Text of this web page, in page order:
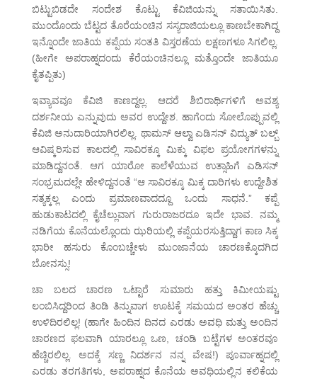
ಬಿಟ್ಟುಬಿಡದೇ ಸಂದೇಶ ಕೊಟ್ಟು ಕೆವಿಜಿಯನ್ನು ಸತಾಯಿಸಿತು.
ಮುಂದೊಂದು ಬೆಟ್ಟದ ತೊರೆಯಂಚಿನ ಸಸ್ಯರಾಜಿಯಲ್ಲೂ ಕಾಣಬೇಕಾಗಿದ್ದ
ಇನ್ನೊಂದೇ ಜಾತಿಯ ಕಪ್ಪೆಯ ಸಂತತಿ ವಿಸ್ತರಣೆಯ ಲಕ್ಷಣಗಳೂ ಸಿಗಲಿಲ್ಲ.
(ಹೀಗೇ ಅಪರಾಹ್ನದಂದು ಕೆರೆಯಂಚಿನಲ್ಲೂ ಮತ್ತೊಂದೇ ಜಾತಿಯೂ
ಕೈತಪ್ಪಿತು)
ಇವ್ಯಾವವೂ ಕೆವಿಜಿ ಕಾಣದ್ದಲ್ಲ. ಆದರೆ ಶಿಬಿರಾರ್ಥಿಗಳಿಗೆ ಅವಶ್ಯ
ದರ್ಶನೀಯ ಎನ್ನುವುದು ಅವರ ಉದ್ದೇಶ. ಹಾಗೆಂದು ಸೋಲೊಪ್ಪುವಲ್ಲಿ
ಕೆವಿಜಿ ಅನುದಾರಿಯಾಗಿರಲಿಲ್ಲ. ಥಾಮಸ್ ಆಲ್ವಾ ಎಡಿಸನ್ ವಿದ್ಯುತ್ ಬಲ್ಬ್
ಆವಿಷ್ಕರಿಸುವ ಕಾಲದಲ್ಲಿ ಸಾವಿರಕ್ಕೂ ಮಿಕ್ಕು ವಿಫಲ ಪ್ರಯೋಗಗಳನ್ನು
ಮಾಡಿದ್ದನಂತೆ. ಆಗ ಯಾರೋ ಕಾಲೆಳೆಯುವ ಉತ್ಸಾಹಿಗೆ ಎಡಿಸನ್
ಸಂಭ್ರಮದಲ್ಲೇ ಹೇಳಿದ್ದನಂತೆ “ಆ ಸಾವಿರಕ್ಕೂ ಮಿಕ್ಕ ದಾರಿಗಳು ಉದ್ದೇಶಿತ
ಸತ್ಯಕ್ಕಲ್ಲ ಎಂದು ಪ್ರಮಾಣವಾದದ್ದೂ ಒಂದು ಸಾಧನೆ.” ಕಪ್ಪೆ
ಹುಡುಕಾಟದಲ್ಲಿ ಕೈಚೆಲ್ಲುವಾಗ ಗುರುರಾಜರದೂ ಇದೇ ಭಾವ. ನಮ್ಮ
ನಡಿಗೆಯ ಕೊನೆಯಲ್ಲೊಂದು ಝರಿಯಲ್ಲಿ ಕಪ್ಪೆಯರಸುತ್ತಿದ್ದಾಗ ಕಾಣ ಸಿಕ್ಕ
ಭಾರೀ ಹಸುರು ಕೊಂಬಚ್ಚೇಳು ಮುಂಜಾನೆಯ ಚಾರಣಕ್ಕೊದಗಿದ
ಬೋನಸ್ಸು!
ಚಾ ಬಲದ ಚಾರಣ ಒಟ್ಟಾರೆ ಸುಮಾರು ಹತ್ತು ಕಿಮೀಯಷ್ಟು
ಲಂಬಿಸಿದ್ದರಿಂದ ತಿಂಡಿ ತಿನ್ನುವಾಗ ಊಟಕ್ಕೆ ಸಮಯದ ಅಂತರ ಹೆಚ್ಚು
ಉಳಿದಿರಲಿಲ್ಲ! (ಹಾಗೇ ಹಿಂದಿನ ದಿನದ ಎರಡು ಅವಧಿ ಮತ್ತು ಅಂದಿನ
ಚಾರಣದ ಫಲವಾಗಿ ಯಾರಲ್ಲೂ ಒಣ, ಚಂಡಿ ಬಟ್ಟೆಗಳ ಅಂತರವೂ
ಹೆಚ್ಚಿರಲಿಲ್ಲ. ಅದಕ್ಕೆ ಸಣ್ಣ ನಿದರ್ಶನ ನನ್ನ ವೇಷ!) ಪೂರ್ವಾಹ್ನದಲ್ಲಿ
ಎರಡು ತರಗತಿಗಳು, ಅಪರಾಹ್ನದ ಕೊನೆಯ ಅವಧಿಯಲ್ಲಿನ ಕಲಿಕೆಯ